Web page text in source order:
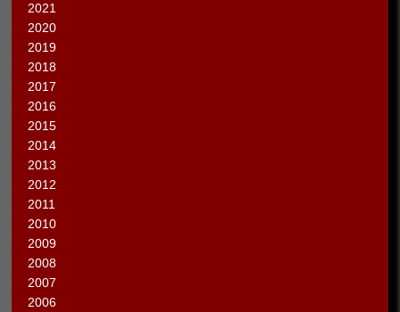
2021
2020
2019
2018
2017
2016
2015
2014
2013
2012
2011
2010
2009
2008
2007
2006